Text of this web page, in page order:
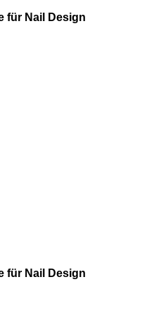
für Nail Design
für Nail Design